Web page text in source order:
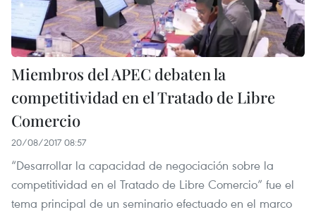
Miembros del APEC debaten la
competitividad en el Tratado de Libre
Comercio
20/08/2017 08:57
“Desarrollar la capacidad de negociación sobre la
competitividad en el Tratado de Libre Comercio” fue el
tema principal de un seminario efectuado en el marco